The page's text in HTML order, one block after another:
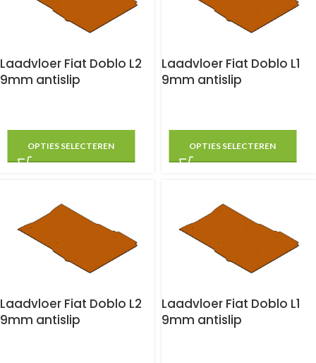
Laadvloer Fiat Doblo L2
9mm antislip
OPTIES SELECTEREN
Laadvloer Fiat Doblo L1
9mm antislip
OPTIES SELECTEREN
Laadvloer Fiat Doblo L2
9mm antislip
Laadvloer Fiat Doblo L1
9mm antislip